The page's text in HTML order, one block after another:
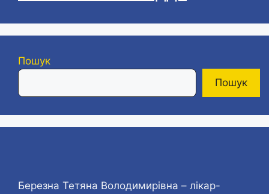
Пошук
Пошук
Березна Тетяна Володимирівна – лікар-